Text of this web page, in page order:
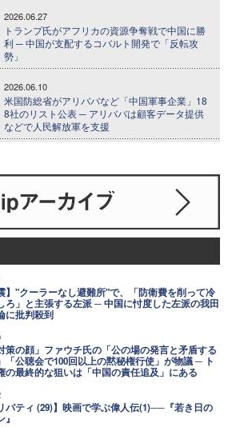
2026.06.27
トランプ氏がアフリカの資源争奪戦で中国に勝
利 ─ 中国が支配するコバルト開発で「反転攻
勢」
2026.06.10
米国防総省がアリババなど「中国軍事企業」18
8社のリスト公表 ─ アリババは顧客データ提供
などで人民解放軍を支援
】"クーラーなし避難所"で、「防衛費を削って冷
ろ」と主張する左派 ─ 中国に忖度した左派の我田
に批判殺到
策の顔」ファウチ氏の「公の場の発言と矛盾する
「公聴会で100回以上の黙秘権行使」が物議 ─ ト
の最終的な狙いは「中国の責任追及」にある
バティ (29)】映画で学ぶ偉人伝(1)──『若き日の